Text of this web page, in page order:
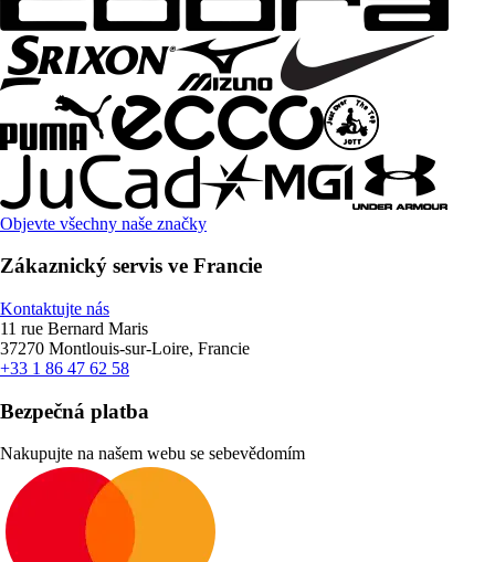
Objevte všechny naše značky
Zákaznický servis ve Francie
Kontaktujte nás
11 rue Bernard Maris
37270 Montlouis-sur-Loire, Francie
+33 1 86 47 62 58
Bezpečná platba
Nakupujte na našem webu se sebevědomím